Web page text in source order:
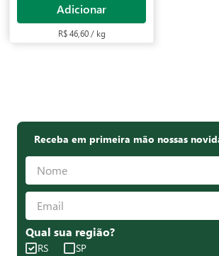
Adicionar
R$ 46,60 / kg
Receba em primeira mão nossas
Qual sua região?
RS SP